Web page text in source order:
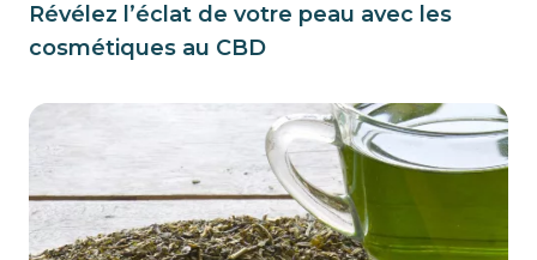
Révélez l’éclat de votre peau avec les
cosmétiques au CBD